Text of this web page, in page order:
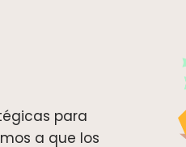
para
a que los